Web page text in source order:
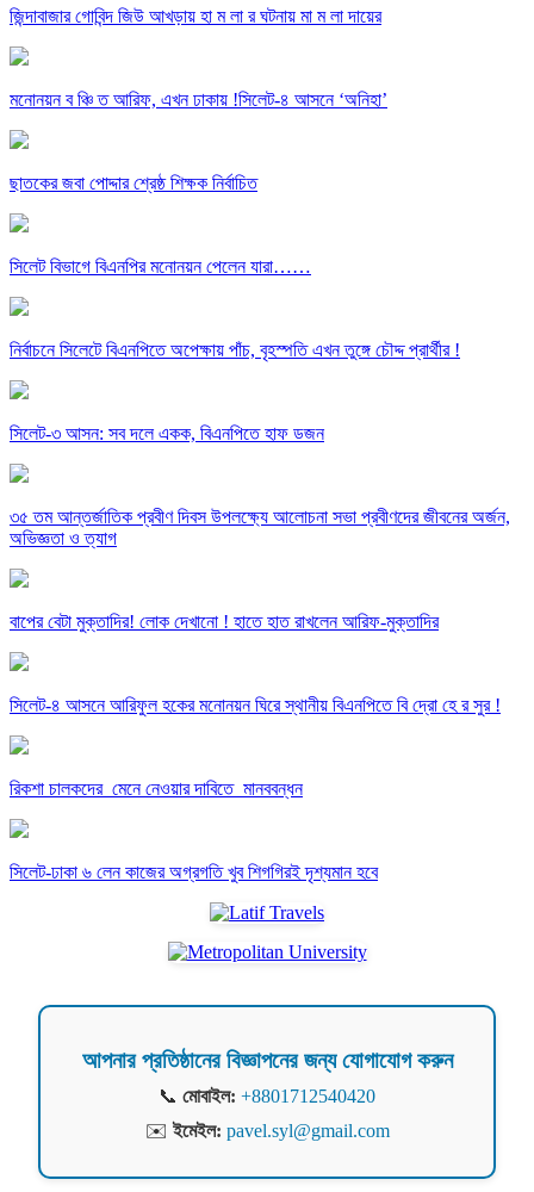
জিন্দাবাজার গোবিন্দ জিউ আখড়ায় হা ম লা র ঘটনায় মা ম লা দায়ের
মনোনয়ন ব ঞ্চি ত আরিফ, এখন ঢাকায় !সিলেট-৪ আসনে ‘অনিহা’
ছাতকের জবা পোদ্দার শ্রেষ্ঠ শিক্ষক নির্বাচিত
সিলেট বিভাগে বিএনপির মনোনয়ন পেলেন যারা……
নির্বাচনে সিলেটে বিএনপিতে অপেক্ষায় পাঁচ, বৃহস্পতি এখন তুঙ্গে চৌদ্দ প্রার্থীর !
সিলেট-৩ আসন: সব দলে একক, বিএনপিতে হাফ ডজন
৩৫ তম আন্তর্জাতিক প্রবীণ দিবস উপলক্ষ্যে আলোচনা সভা প্রবীণদের জীবনের অর্জন,
অভিজ্ঞতা ও ত্যাগ
বাপের বেটা মুক্তাদির! লোক দেখানো ! হাতে হাত রাখলেন আরিফ-মুক্তাদির
সিলেট-৪ আসনে আরিফুল হকের মনোনয়ন ঘিরে স্থানীয় বিএনপিতে বি দ্রো হে র সুর !
রিকশা চালকদের মেনে নেওয়ার দাবিতে মানববন্ধন
সিলেট-ঢাকা ৬ লেন কাজের অগ্রগতি খুব শিগগিরই দৃশ্যমান হবে
আপনার প্রতিষ্ঠানের বিজ্ঞাপনের জন্য যোগাযোগ করুন
📞 মোবাইল: +8801712540420
✉️ইমেইল: pavel.syl@gmail.com